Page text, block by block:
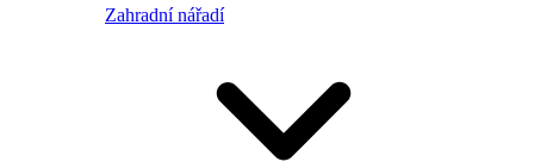
Zahradní nářadí